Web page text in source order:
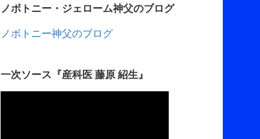
ノボトニー・ジェローム神父のブログ
ノボトニー神父のブログ
一次ソース『産科医 藤原 紹生』